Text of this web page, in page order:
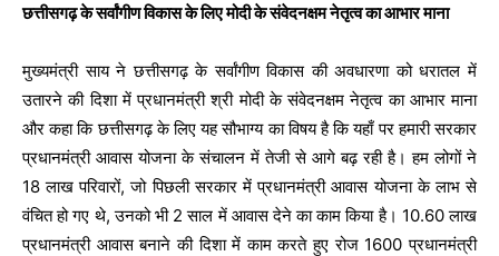
छत्तीसगढ़ के सर्वांगीण विकास के लिए मोदी के संवेदनक्षम नेतृत्व का आभार माना
मुख्यमंत्री साय ने छत्तीसगढ़ के सर्वांगीण विकास की अवधारणा को धरातल में
उतारने की दिशा में प्रधानमंत्री श्री मोदी के संवेदनक्षम नेतृत्व का आभार माना
और कहा कि छत्तीसगढ़ के लिए यह सौभाग्य का विषय है कि यहाँ पर हमारी सरकार
प्रधानमंत्री आवास योजना के संचालन में तेजी से आगे बढ़ रही है। हम लोगों ने
18 लाख परिवारों, जो पिछली सरकार में प्रधानमंत्री आवास योजना के लाभ से
वंचित हो गए थे, उनको भी 2 साल में आवास देने का काम किया है। 10.60 लाख
प्रधानमंत्री आवास बनाने की दिशा में काम करते हुए रोज 1600 प्रधानमंत्री